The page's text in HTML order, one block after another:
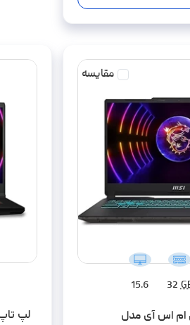
مقایسه
32
15.6
اینچی ام اس آی مدل